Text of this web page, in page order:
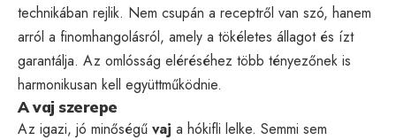
technikában rejlik. Nem csupán a receptről van szó, hanem
arról a finomhangolásról, amely a tökéletes állagot és ízt
garantálja. Az omlósság eléréséhez több tényezőnek is
harmonikusan kell együttműködnie.
A vaj szerepe
Az igazi, jó minőségű vaj a hókifli lelke. Semmi sem